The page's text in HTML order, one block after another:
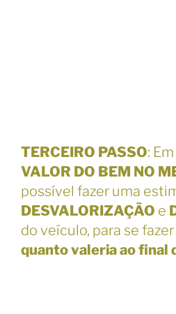
TERCEIRO PASSO:
VALOR DO BEM NO
possível fazer uma
DESVALORIZAÇÃO e
do veículo, para se
quanto valeria ao final